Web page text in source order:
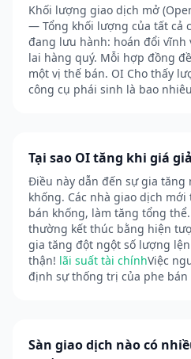
Khối lượng giao dịch mở
— Tổng khối lượng của tất cả
đang lưu hành: hoán đổi
lai hàng quý. Mỗi hợp đồng
một vị thế bán. OI Cho thấy
công cụ phái sinh là bao
Tại sao OI tăng khi giá
Điều này dẫn đến sự gia tăng
khống. Các nhà giao dịch
bán khống, làm tăng tổng
thường kết thúc bằng hiện
gia tăng đột ngột số lượng
thận! lãi suất tài chínhViệc
định sự thống trị của phe bán
Sàn giao dịch nào có